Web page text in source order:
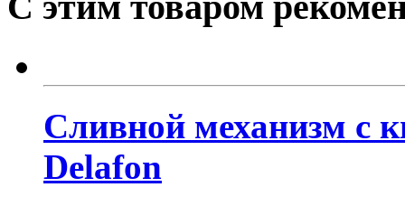
Сливной механизм с
Delafon